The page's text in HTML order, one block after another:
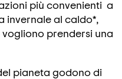
più convenienti a
invernale al caldo*,
prendersi una
pianeta godono di